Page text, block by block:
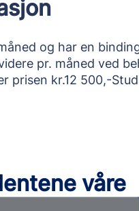
og har en
pr. måned ved
prisen kr.12 500,-
våre